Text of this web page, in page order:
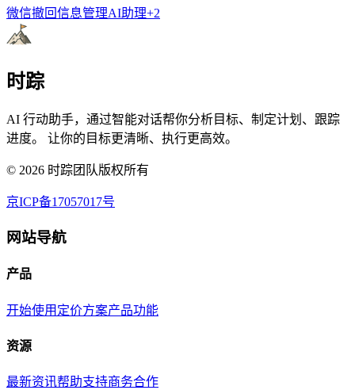
微信撤回信息管理AI助理+2
时踪
AI 行动助手，通过智能对话帮你分析目标、制定计划、跟踪
进度。 让你的目标更清晰、执行更高效。
© 2026 时踪团队版权所有
京ICP备17057017号
网站导航
产品
开始使用 定价方案产品功能
资源
最新资讯帮助支持商务合作